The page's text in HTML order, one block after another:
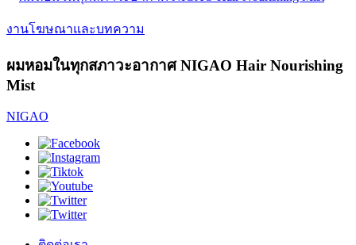
งานโฆษณาและบทความ
ผมหอมในทุกสภาวะอากาศ NIGAO Hair Nourishing
Mist
NIGAO